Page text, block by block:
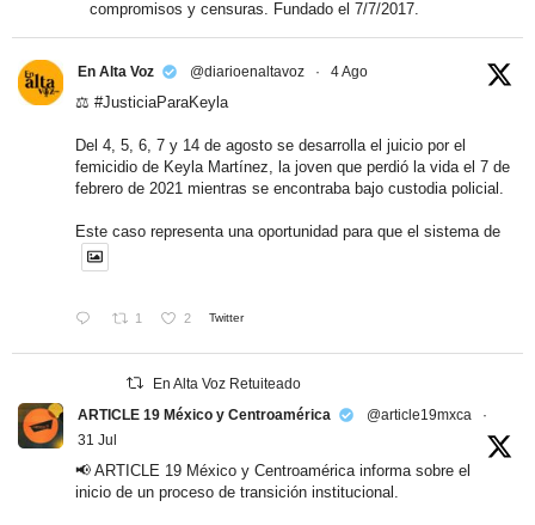
compromisos y censuras. Fundado el 7/7/2017.
En Alta Voz @diarioenaltavoz · 4 Ago
⚖️ #JusticiaParaKeyla
Del 4, 5, 6, 7 y 14 de agosto se desarrolla el juicio por el
femicidio de Keyla Martínez, la joven que perdió la vida el 7 de
febrero de 2021 mientras se encontraba bajo custodia policial.
Este caso representa una oportunidad para que el sistema de
1 2 Twitter
En Alta Voz Retuiteado
ARTICLE 19 México y Centroamérica
@article19mxca
·
31 Jul
📢 ARTICLE 19 México y Centroamérica informa sobre el
inicio de un proceso de transición institucional.